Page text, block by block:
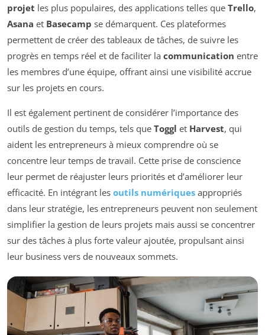
projet les plus populaires, des applications telles que Trello,
Asana et Basecamp se démarquent. Ces plateformes
permettent de créer des tableaux de tâches, de suivre les
progrès en temps réel et de faciliter la communication entre
les membres d’une équipe, offrant ainsi une visibilité accrue
sur les projets en cours.
Il est également pertinent de considérer l’importance des
outils de gestion du temps, tels que Toggl et Harvest, qui
aident les entrepreneurs à mieux comprendre où se
concentre leur temps de travail. Cette prise de conscience
leur permet de réajuster leurs priorités et d’améliorer leur
efficacité. En intégrant les outils numériques appropriés
dans leur stratégie, les entrepreneurs peuvent non seulement
simplifier la gestion de leurs projets mais aussi se concentrer
sur des tâches à plus forte valeur ajoutée, propulsant ainsi
leur business vers de nouveaux sommets.